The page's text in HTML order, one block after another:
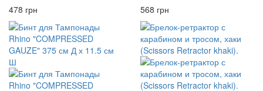
478 грн 568 грн